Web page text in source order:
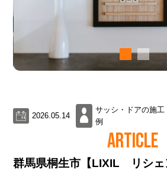
2026.05.14
サッシ・ドアの施工
例
ARTICLE
群馬県桐生市【LIXIL リシェ